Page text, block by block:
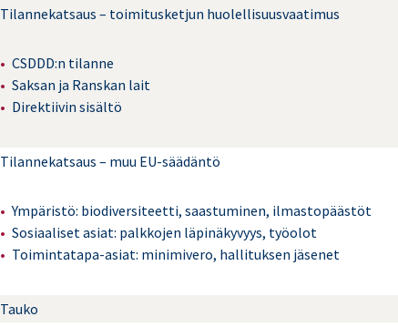
Tilannekatsaus – toimitusketjun huolellisuusvaatimus
CSDDD:n tilanne
Saksan ja Ranskan lait
Direktiivin sisältö
Tilannekatsaus – muu EU-säädäntö
Ympäristö: biodiversiteetti, saastuminen, ilmastopäästöt
Sosiaaliset asiat: palkkojen läpinäkyvyys, työolot
Toimintatapa-asiat: minimivero, hallituksen jäsenet
Tauko